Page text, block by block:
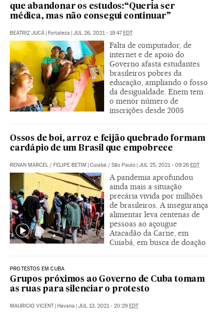
que abandonar os estudos:“Queria ser
médica, mas não consegui continuar”
BEATRIZ JUCÁ | Fortaleza | JUL 26, 2021 - 19:47EDT
Falta de computador, de
internet e de apoio do
Governo afasta estudantes
brasileiros pobres da
educação, ampliando o fosso
da desigualdade. Enem tem
o menor número de
inscrições desde 2005
Ossos de boi, arroz e feijão quebrado formam
cardápio de um Brasil que empobrece
RENAN MARCEL / FELIPE BETIM | Cuiabá / São Paulo | JUL 25, 2021 - 09:26 EDT
A pandemia aprofundou
ainda mais a situação
precária vivida por milhões
de brasileiros. A insegurança
alimentar leva centenas de
pessoas ao açougue
Atacadão da Carne, em
Cuiabá, em busca de doação
PROTESTOS EM CUBA
Grupos próximos ao Governo de Cuba tomam
as ruas para silenciar o protesto
MAURICIO VICENT | Havana | JUL 13, 2021 - 20:29 EDT